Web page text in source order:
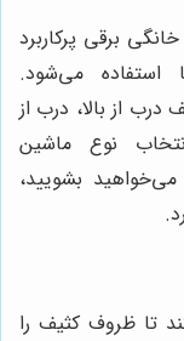
برقی پرکاربرد
می‌شود.
از بالا، درب از
نوع ماشین
بشویید،
تا ظروف کثیف را